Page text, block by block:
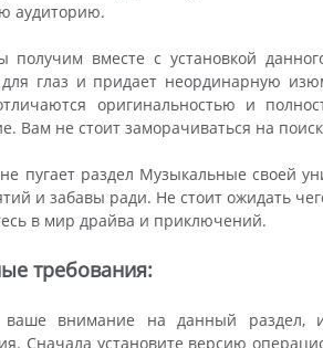
аудиторию.
вместе с установкой
глаз и придает неординарную
оригинальностью и
Вам не стоит заморачиваться на
пугает раздел Музыкальные своей
и забавы ради. Не стоит ожидать
в мир драйва и приключений.
требования:
ваше внимание на данный раздел,
Сначала установите версию